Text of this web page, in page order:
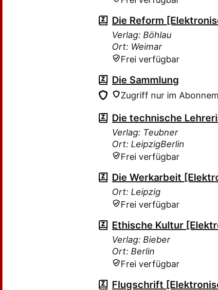
Die Reform
Verlag: Böhlau
Ort: Weimar
Frei verfügbar
Die Sammlung
Zugriff nur im
Die technische
Verlag: Teubner
Ort: LeipzigBerlin
Frei verfügbar
Die Werkarbeit
Ort: Leipzig
Frei verfügbar
Ethische Kultur
Verlag: Bieber
Ort: Berlin
Frei verfügbar
Flugschrift